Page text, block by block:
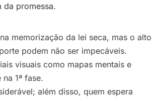
da promessa.
memorização da lei seca, mas o alto
podem não ser impecáveis.
visuais como mapas mentais e
1ª fase.
além disso, quem espera